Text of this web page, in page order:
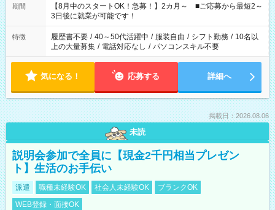
「できれば残業はしたくない」 など、ご希望を教えてください
ね。 ※Wワーク希望の方へ 今ご覧のお仕事で希望する勤務時間
と、もう1つのお仕事の勤務時間。 合計で週40時間を超える場
合は応募できません。
期間
【8月中のスタートOK！急募！】2カ月～ ■ご応募から最短2～
3日後に就業が可能です！
特徴 履歴書不要 / 40～50代活躍中 / 服装自由 / シフト勤務 / 10名以
上の大量募集 / 電話対応なし / パソコンスキル不要
気になる！ 応募する 詳細へ
掲載日：2026.08.06
未読
説明会参加で全員に【現金2千円相当プレゼン
ト】生活のお手伝い
派遣 職種未経験OK 社会人未経験OK
ブランクOK
WEB登録・面接OK